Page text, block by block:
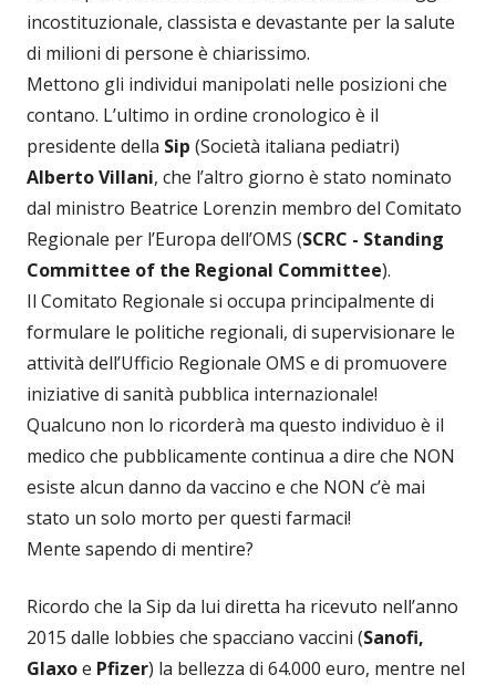
incostituzionale, classista e devastante per la salute
di milioni di persone è chiarissimo.
Mettono gli individui manipolati nelle posizioni che
contano. L’ultimo in ordine cronologico è il
presidente della Sip (Società italiana pediatri)
Alberto Villani, che l’altro giorno è stato nominato
dal ministro Beatrice Lorenzin membro del Comitato
Regionale per l’Europa dell’OMS (SCRC - Standing
Committee of the Regional Committee).
Il Comitato Regionale si occupa principalmente di
formulare le politiche regionali, di supervisionare le
attività dell’Ufficio Regionale OMS e di promuovere
iniziative di sanità pubblica internazionale!
Qualcuno non lo ricorderà ma questo individuo è il
medico che pubblicamente continua a dire che NON
esiste alcun danno da vaccino e che NON c’è mai
stato un solo morto per questi farmaci!
Mente sapendo di mentire?
Ricordo che la Sip da lui diretta ha ricevuto nell’anno
2015 dalle lobbies che spacciano vaccini (Sanofi,
Glaxoe Pfizer) la bellezza di 64.000 euro, mentre nel